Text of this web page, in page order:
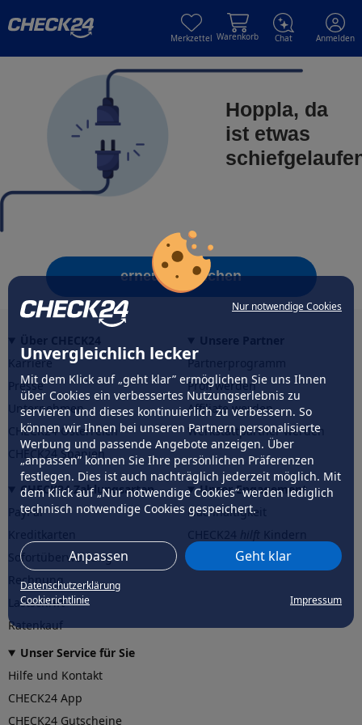
Nur notwendige Cookies
Unvergleichlich lecker
Mit dem Klick auf „geht klar” ermöglichen Sie uns Ihnen
über Cookies ein verbessertes Nutzungserlebnis zu
servieren und dieses kontinuierlich zu verbessern. So
können wir Ihnen bei unseren Partnern personalisierte
Werbung und passende Angebote anzeigen. Über
„anpassen” können Sie Ihre persönlichen Präferenzen
festlegen. Dies ist auch nachträglich jederzeit möglich. Mit
dem Klick auf „Nur notwendige Cookies” werden lediglich
technisch notwendige Cookies gespeichert.
Anpassen Geht klar
Datenschutzerklärung
Cookierichtlinie
Impressum
Merkzettel Warenkorb Chat Anmelden
Hoppla, da
ist etwas
erneut versuchen
Karriere
Presse
Unternehmen
CHECK24 Österreich
CHECK24 Spanien
Partnerprogramm
Profi werden
Affiliate werden
Werkstattpartner werden
CHECK24 Zahlungsarten
PayPal
Sofortüberweisung
Rechnung
Lastschrift
Ratenkauf
Unser Engagement
Nachhaltigkeit
CHECK24hilftder Natur
Unser Service für Sie
Hilfe und Kontakt
CHECK24 App
CHECK24 Gutscheine